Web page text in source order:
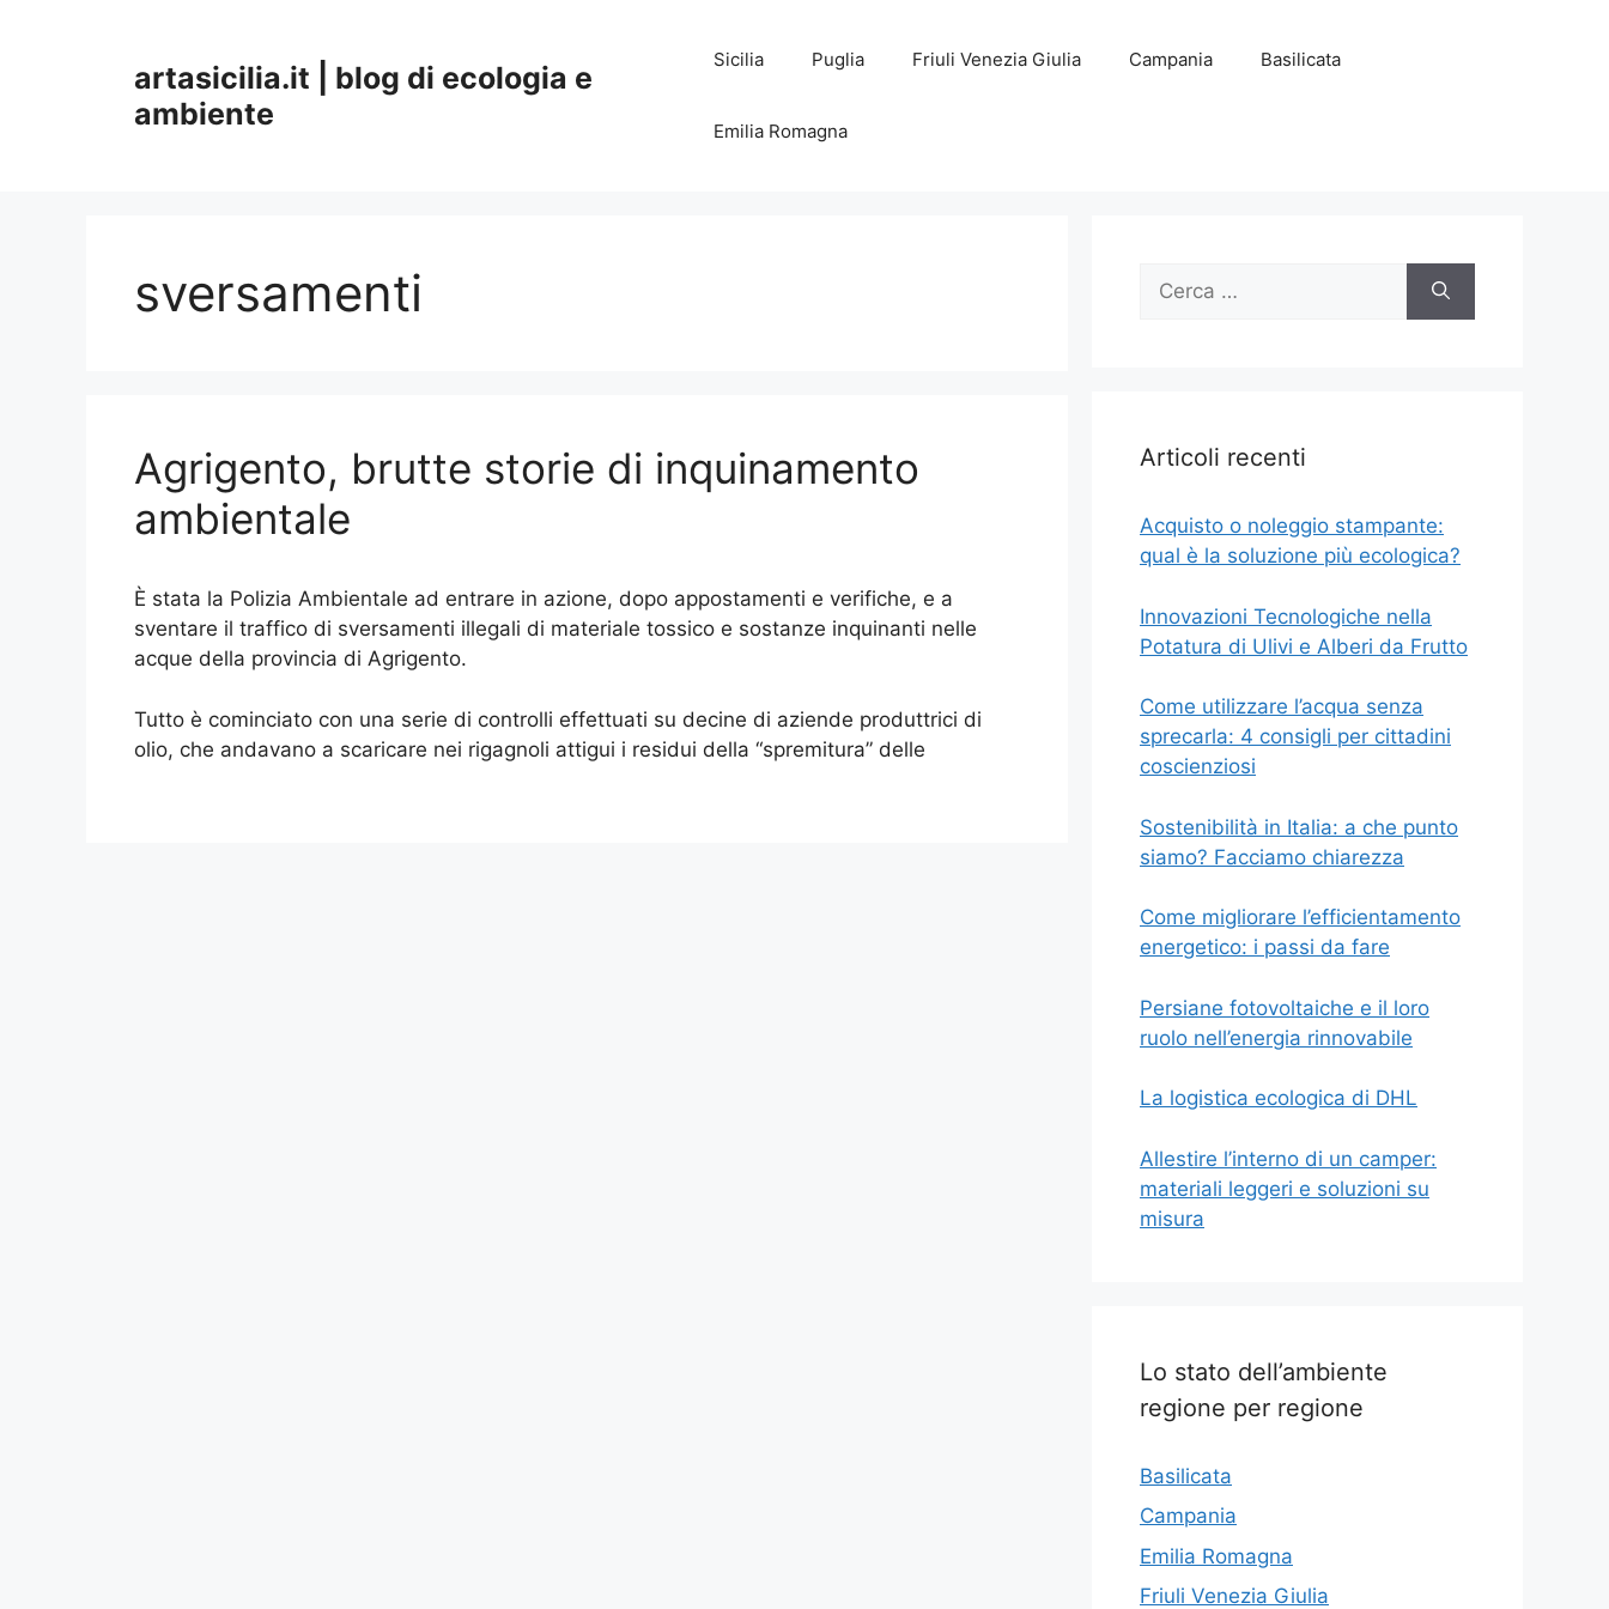
artasicilia.it | blog di ecologia e
ambiente
Sicilia Puglia Friuli Venezia Giulia Campania Basilicata
Emilia Romagna
sversamenti
Agrigento, brutte storie di inquinamento
ambientale
È stata la Polizia Ambientale ad entrare in azione, dopo appostamenti e verifiche, e a
sventare il traffico di sversamenti illegali di materiale tossico e sostanze inquinanti nelle
acque della provincia di Agrigento.
Tutto è cominciato con una serie di controlli effettuati su decine di aziende produttrici di
olio, che andavano a scaricare nei rigagnoli attigui i residui della “spremitura” delle
Ricerca
Articoli recenti
Acquisto o noleggio stampante:
qual è la soluzione più ecologica?
Innovazioni Tecnologiche nella
Potatura di Ulivi e Alberi da Frutto
Come utilizzare l’acqua senza
sprecarla: 4 consigli per cittadini
coscienziosi
Sostenibilità in Italia: a che punto
siamo? Facciamo chiarezza
Come migliorare l’efficientamento
energetico: i passi da fare
Persiane fotovoltaiche e il loro
ruolo nell’energia rinnovabile
La logistica ecologica di DHL
Allestire l’interno di un camper:
materiali leggeri e soluzioni su
misura
Lo stato dell’ambiente
regione per regione
Basilicata
Campania
Emilia Romagna
Friuli Venezia Giulia